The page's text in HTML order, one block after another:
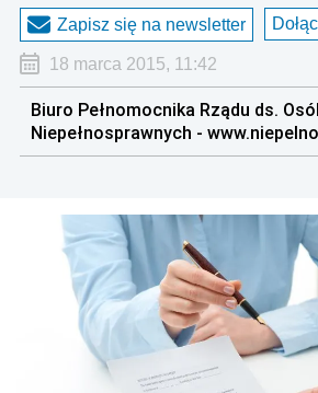
Zapisz się na newsletter
18 marca 2015, 11:42
Biuro Pełnomocnika Rządu ds.
Niepełnosprawnych -